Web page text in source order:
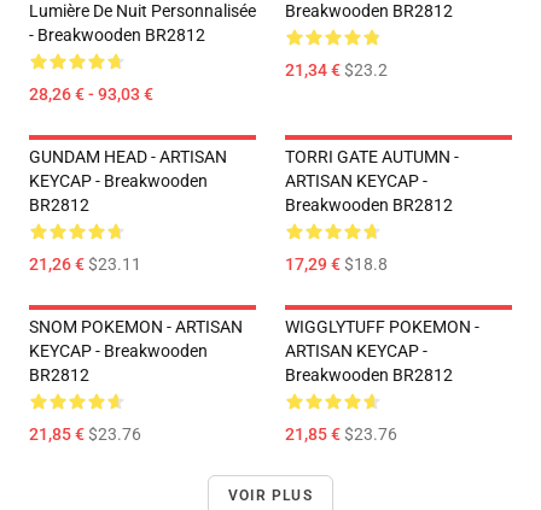
Lumière De Nuit Personnalisée
- Breakwooden BR2812
28,26 € - 93,03 €
Breakwooden BR2812
21,34 €$23.2
GUNDAM HEAD - ARTISAN
KEYCAP - Breakwooden
BR2812
21,26 €$23.11
TORRI GATE AUTUMN -
ARTISAN KEYCAP -
Breakwooden BR2812
17,29 €$18.8
SNOM POKEMON - ARTISAN
KEYCAP - Breakwooden
BR2812
21,85 €$23.76
WIGGLYTUFF POKEMON -
ARTISAN KEYCAP -
Breakwooden BR2812
21,85 €$23.76
VOIR PLUS